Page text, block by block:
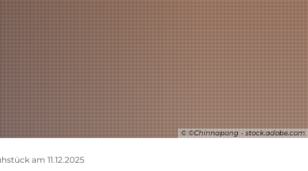
© ©Chinnapong - stock.adobe.com
am 11.12.2025